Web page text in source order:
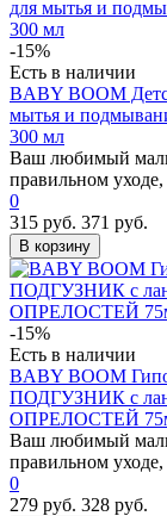
-15%
Есть в наличии
BABY BOOM
мытья и
300 мл
Ваш любимый
правильном
0
315 руб. 371 руб.
В корзину
-15%
Есть в наличии
BABY BOOM
ПОДГУЗНИК с
ОПРЕЛОСТЕЙ
Ваш любимый
правильном
0
279 руб. 328 руб.